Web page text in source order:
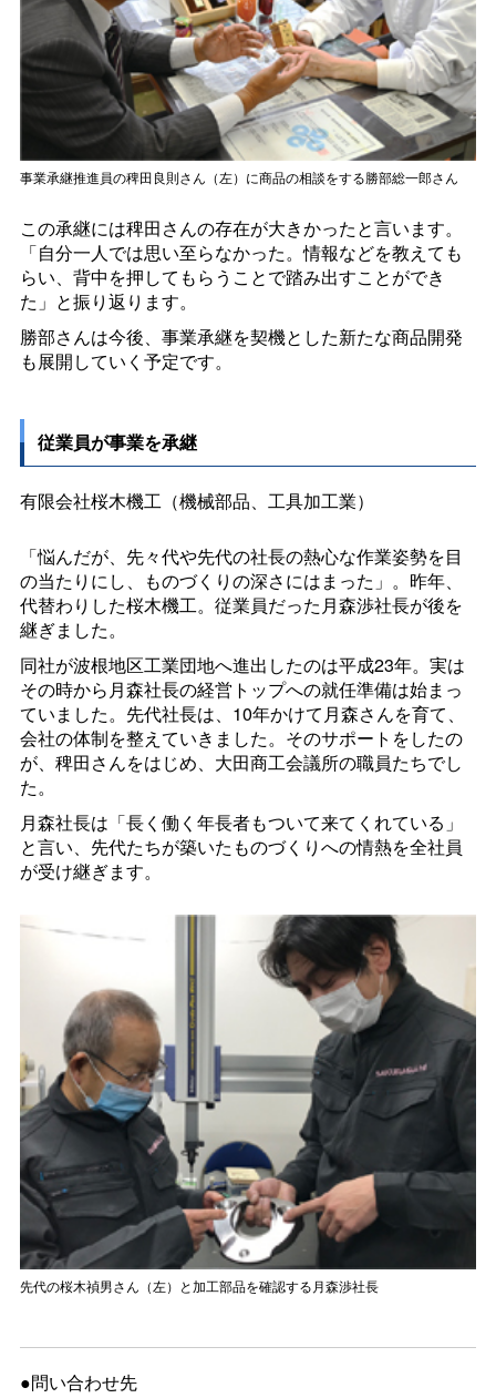
事業承継推進員の稗田良則さん（左）に商品の相談をする勝部総一郎さん
この承継には稗田さんの存在が大きかったと言います。
「自分一人では思い至らなかった。情報などを教えても
らい、背中を押してもらうことで踏み出すことができ
た」と振り返ります。
勝部さんは今後、事業承継を契機とした新たな商品開発
も展開していく予定です。
従業員が事業を承継
有限会社桜木機工（機械部品、工具加工業）
「悩んだが、先々代や先代の社長の熱心な作業姿勢を目
の当たりにし、ものづくりの深さにはまった」。昨年、
代替わりした桜木機工。従業員だった月森渉社長が後を
継ぎました。
同社が波根地区工業団地へ進出したのは平成23年。実は
その時から月森社長の経営トップへの就任準備は始まっ
ていました。先代社長は、10年かけて月森さんを育て、
会社の体制を整えていきました。そのサポートをしたの
が、稗田さんをはじめ、大田商工会議所の職員たちでし
た。
月森社長は「長く働く年長者もついて来てくれている」
と言い、先代たちが築いたものづくりへの情熱を全社員
が受け継ぎます。
先代の桜木禎男さん（左）と加工部品を確認する月森渉社長
●問い合わせ先